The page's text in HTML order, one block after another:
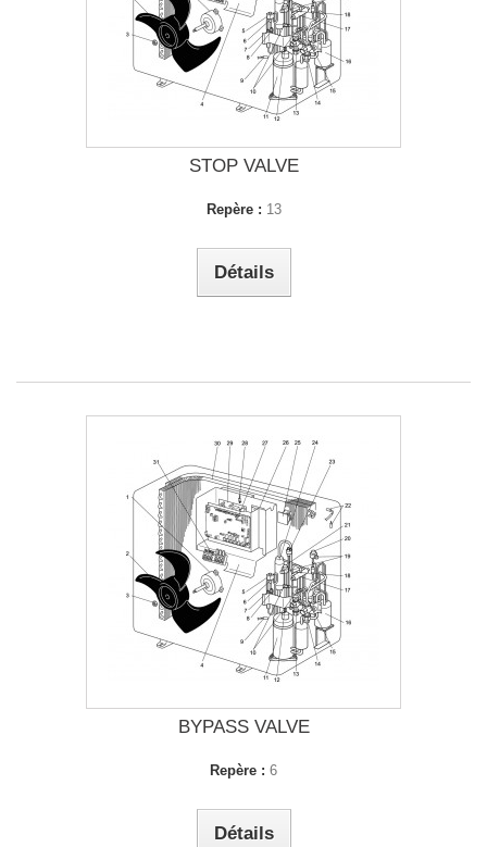
STOP VALVE
Repère : 13
Détails
BYPASS VALVE
Repère : 6
Détails